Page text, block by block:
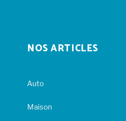
NOS ARTICLES
Auto
Maison